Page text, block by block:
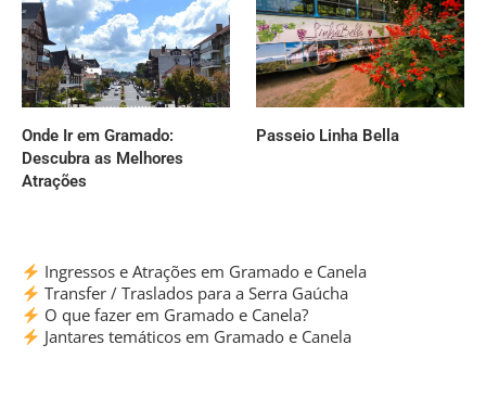
Onde Ir em Gramado:
Descubra as Melhores
Atrações
Passeio Linha Bella
Ingressos e Atrações em Gramado e Canela
Transfer / Traslados para a Serra Gaúcha
O que fazer em Gramado e Canela?
Jantares temáticos em Gramado e Canela